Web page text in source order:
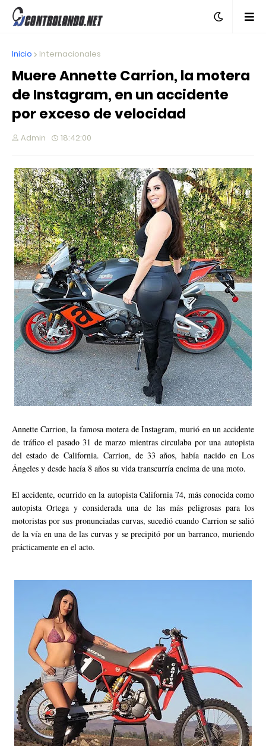
Inicio Internacionales
Muere Annette Carrion, la motera
de Instagram, en un accidente
por exceso de velocidad
Admin 18:42:00
Annette Carrion, la famosa motera de Instagram, murió en un accidente
de tráfico el pasado 31 de marzo mientras circulaba por una autopista
del estado de California. Carrion, de 33 años, había nacido en Los
Ángeles y desde hacía 8 años su vida transcurría encima de una moto.
El accidente, ocurrido en la autopista California 74, más conocida como
autopista Ortega y considerada una de las más peligrosas para los
motoristas por sus pronunciadas curvas, sucedió cuando Carrion se salió
de la vía en una de las curvas y se precipitó por un barranco, muriendo
prácticamente en el acto.